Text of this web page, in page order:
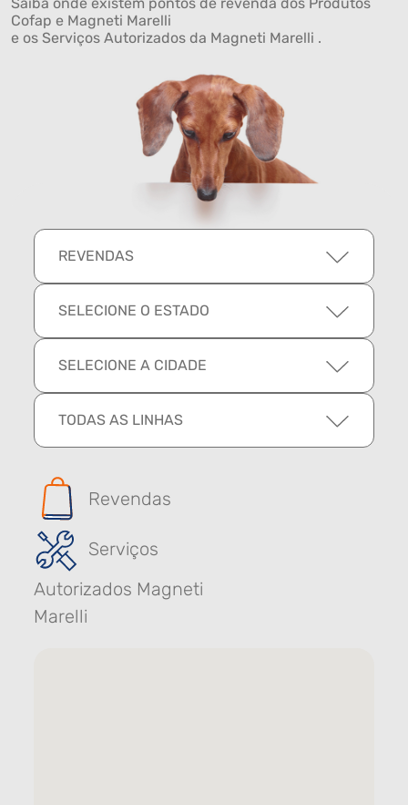
Saiba onde existem pontos de revenda dos Produtos
Cofap e Magneti Marelli
e os Serviços Autorizados da Magneti Marelli .
REVENDAS
SELECIONE O ESTADO
SELECIONE A CIDADE
TODAS AS LINHAS
Revendas
Serviços
Autorizados Magneti
Marelli